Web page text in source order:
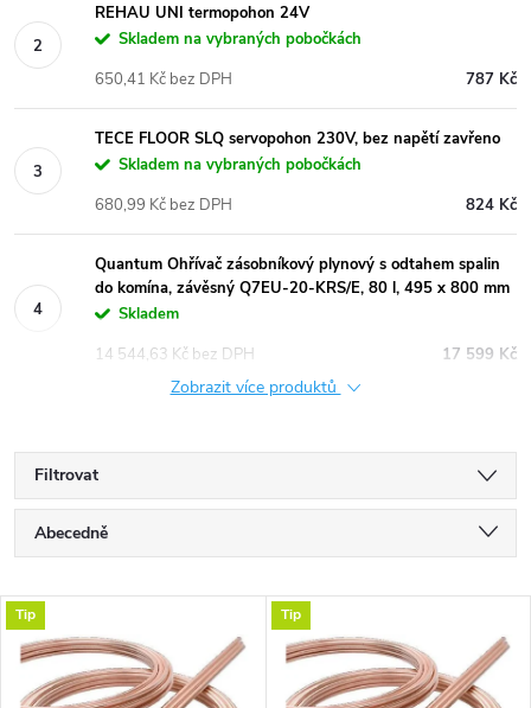
REHAU UNI termopohon 24V
Skladem na vybraných pobočkách
787 Kč
650,41 Kč bez DPH
TECE FLOOR SLQ servopohon 230V, bez napětí zavřeno
Skladem na vybraných pobočkách
824 Kč
680,99 Kč bez DPH
Quantum Ohřívač zásobníkový plynový s odtahem spalin
do komína, závěsný Q7EU-20-KRS/E, 80 l, 495 x 800 mm
Skladem
17 599 Kč
14 544,63 Kč bez DPH
Zobrazit více produktů
Filtrovat
Ř
a
z
Abecedně
Nejdražší
Nejprodávanější
V
ý
Tip Tip